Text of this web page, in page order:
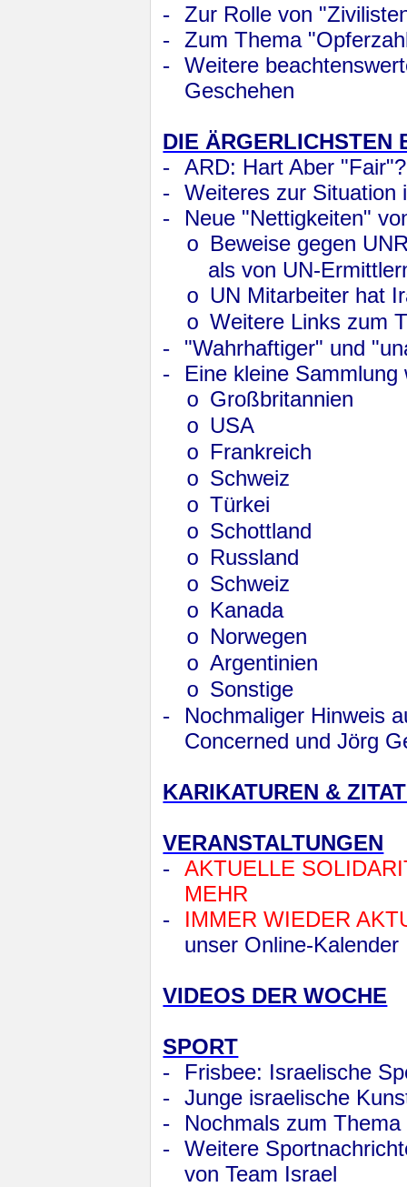
-
Zur Rolle von
-
Zum Thema
-
Weitere
Geschehen
DIE ÄRGERLICHSTEN
-
ARD: Hart Aber
-
Weiteres zur Situation
-
Neue "Nettigkeiten"
o Beweise gegen
als von UN-
o UN Mitarbeiter hat
o Weitere Links zum
-
"Wahrhaftiger" und
-
Eine kleine
o Großbritannien
o USA
o Frankreich
o Schweiz
o Türkei
o Schottland
o Russland
o Schweiz
o Kanada
o Norwegen
o Argentinien
o Sonstige
-
Nochmaliger Hinweis
Concerned und Jörg
KARIKATUREN &
VERANSTALTUNGEN
-
AKTUELLE
MEHR
-
IMMER WIEDER
unser Online-Kalender
VIDEOS DER WOCHE
SPORT
-
Frisbee: Israelische
-
Junge israelische
-
Nochmals zum
-
Weitere
von Team Israel